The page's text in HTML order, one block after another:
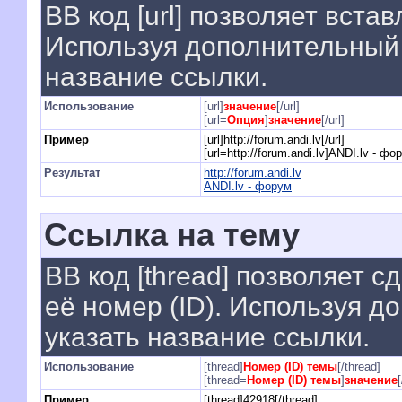
BB код [url] позволяет
Используя
название ссылки.
Использование [url]значение[/url]
[url=Опция]значение[/url]
Пример
[url]http://forum.andi.lv[/url]
[url=http://forum.andi.lv]ANDI.lv -
Результат
http://forum.andi.lv
ANDI.lv - форум
Ссылка на тему
BB код [thread] позволяет
её номер (ID). Используя
указать название ссылки.
Использование [thread] Номер (ID) темы[/thread]
[thread= Номер (ID) темы]значение